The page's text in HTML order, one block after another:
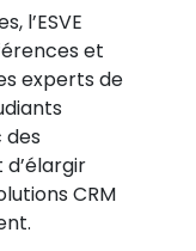
l’ESVE
et
experts de
des
CRM